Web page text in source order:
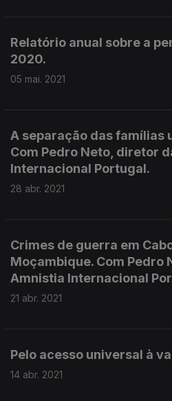
Relatório anual sobre a
2020.
05 mai. 2021
A separação das famílias
Com Pedro Neto, diretor
Internacional Portugal.
28 abr. 2021
Crimes de guerra em
Moçambique. Com Pedro
Amnistia Internacional
21 abr. 2021
Pelo acesso universal à
14 abr. 2021